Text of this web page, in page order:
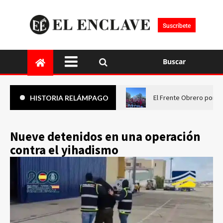
Suscríbete
Buscar
HISTORIA RELÁMPAGO El Frente Obrero pone
Nueve detenidos en una operación
contra el yihadismo